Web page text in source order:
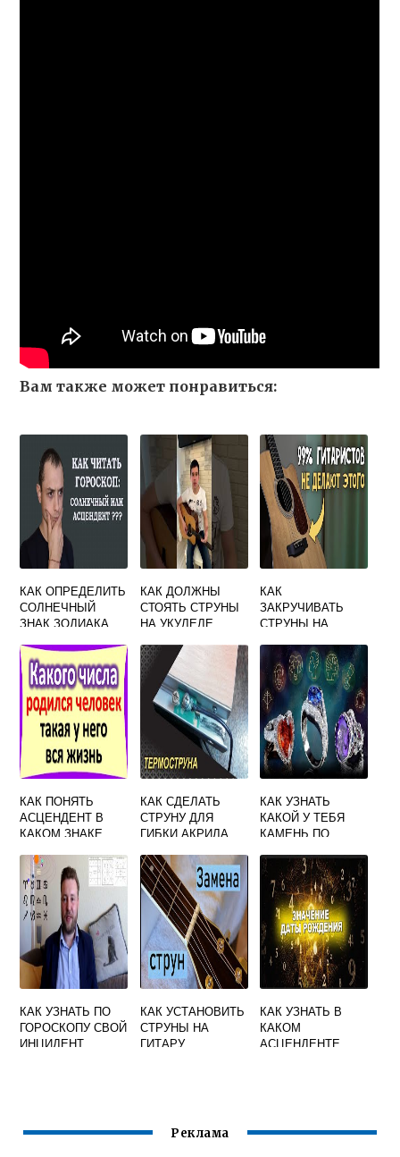
Вам также может понравиться:
КАК ОПРЕДЕЛИТЬ
СОЛНЕЧНЫЙ
ЗНАК ЗОДИАКА
КАК ДОЛЖНЫ
СТОЯТЬ СТРУНЫ
НА УКУЛЕЛЕ
КАК
ЗАКРУЧИВАТЬ
СТРУНЫ НА
КАК ПОНЯТЬ
АСЦЕНДЕНТ В
КАКОМ ЗНАКЕ
КАК СДЕЛАТЬ
СТРУНУ ДЛЯ
ГИБКИ АКРИЛА
КАК УЗНАТЬ
КАКОЙ У ТЕБЯ
КАМЕНЬ ПО
ДАТЕ РОЖДЕНИЯ
КАК УЗНАТЬ ПО
ГОРОСКОПУ СВОЙ
ИНЦИДЕНТ
КАК УСТАНОВИТЬ
СТРУНЫ НА
ГИТАРУ
КАК УЗНАТЬ В
КАКОМ
АСЦЕНДЕНТЕ
Реклама